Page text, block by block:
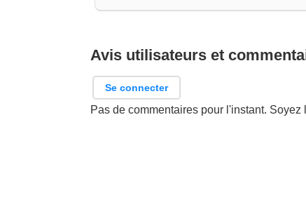
Avis utilisateurs et
Se connecter
Pas de commentaires pour l'instant.